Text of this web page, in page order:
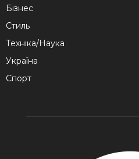
Бізнес
Стиль
Техніка/Наука
Україна
Спорт